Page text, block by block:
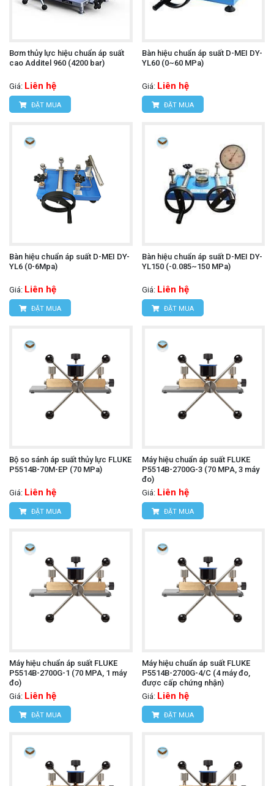
Bơm thủy lực hiệu chuẩn áp suất
cao Additel 960 (4200 bar)
Giá: Liên hệ
ĐẶT MUA
Bàn hiệu chuẩn áp suất D-MEI DY-
YL60 (0~60 MPa)
Giá: Liên hệ
ĐẶT MUA
Bàn hiệu chuẩn áp suất D-MEI DY-
YL6 (0-6Mpa)
Giá: Liên hệ
ĐẶT MUA
Bàn hiệu chuẩn áp suất D-MEI DY-
YL150 (-0.085~150 MPa)
Giá: Liên hệ
ĐẶT MUA
Bộ so sánh áp suất thủy lực FLUKE
P5514B-70M-EP (70 MPa)
Giá: Liên hệ
ĐẶT MUA
Máy hiệu chuẩn áp suất FLUKE
P5514B-2700G-3 (70 MPA, 3 máy
đo)
Giá: Liên hệ
ĐẶT MUA
Máy hiệu chuẩn áp suất FLUKE
P5514B-2700G-1 (70 MPA, 1 máy
đo)
Giá: Liên hệ
ĐẶT MUA
Máy hiệu chuẩn áp suất FLUKE
P5514B-2700G-4/C (4 máy đo,
được cấp chứng nhận)
Giá: Liên hệ
ĐẶT MUA